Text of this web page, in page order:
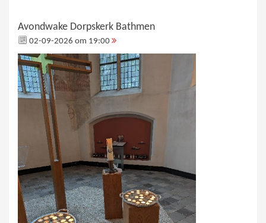
Avondwake Dorpskerk Bathmen
02-09-2026 om 19:00